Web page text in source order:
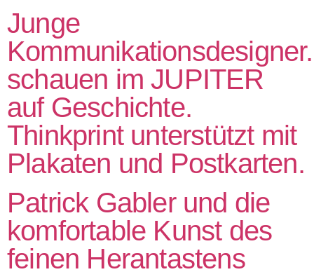
Junge
schauen im JUPITER
auf Geschichte.
Thinkprint unterstützt mit
Plakaten und Postkarten.
Patrick Gabler und die
komfortable Kunst des
feinen Herantastens